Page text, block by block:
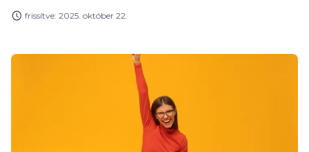
költségmentes részletfizetést kínáló megoldások
frissítve: 2025. október 22.